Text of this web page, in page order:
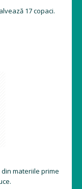
17 copaci.
din materiile prime